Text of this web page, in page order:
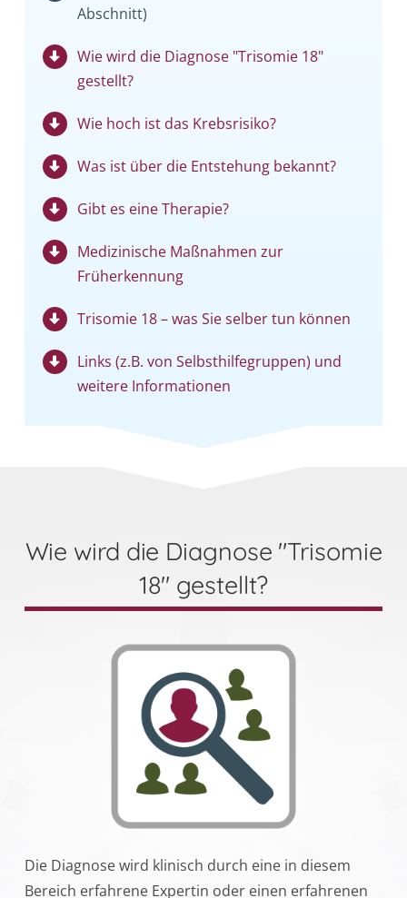
Abschnitt)
Wie wird die Diagnose "Trisomie 18"
gestellt?
Wie hoch ist das Krebsrisiko?
Was ist über die Entstehung bekannt?
Gibt es eine Therapie?
Medizinische Maßnahmen zur
Früherkennung
Trisomie 18 – was Sie selber tun können
Links (z.B. von Selbst­hilfe­gruppen) und
weitere Informationen
Wie wird die Diagnose "Trisomie
18" gestellt?
Die Diagnose wird klinisch durch eine in diesem
Bereich erfahrene Expertin oder einen erfahrenen